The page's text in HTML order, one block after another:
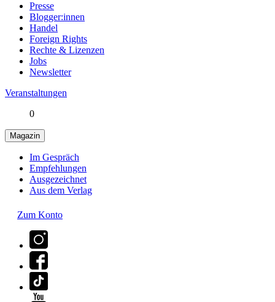
Presse
Blogger:innen
Handel
Foreign Rights
Rechte & Lizenzen
Jobs
Newsletter
Veranstaltungen
0
Magazin
Im Gespräch
Empfehlungen
Ausgezeichnet
Aus dem Verlag
Zum Konto